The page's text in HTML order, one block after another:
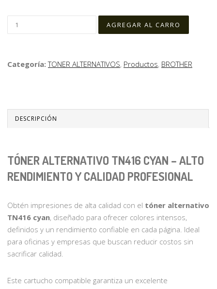
Categoría:TONER ALTERNATIVOS, Productos, BROTHER
DESCRIPCIÓN
TÓNER ALTERNATIVO TN416 CYAN – ALTO
RENDIMIENTO Y CALIDAD PROFESIONAL
Obtén impresiones de alta calidad con el tóner alternativo
TN416 cyan, diseñado para ofrecer colores intensos,
definidos y un rendimiento confiable en cada página. Ideal
para oficinas y empresas que buscan reducir costos sin
sacrificar calidad.
Este cartucho compatible garantiza un excelente